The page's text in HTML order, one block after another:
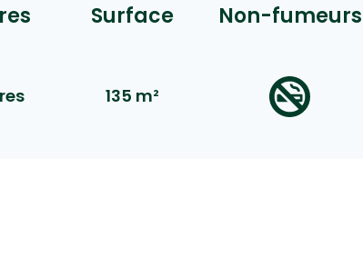
Surface
135 m²
Non-fumeurs